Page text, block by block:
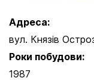
Адреса:
вул. Князів
Роки побудови:
1987